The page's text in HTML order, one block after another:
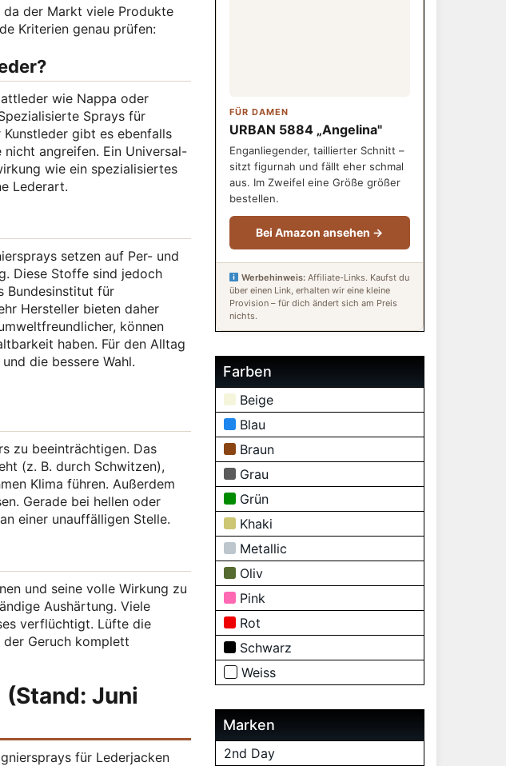
da der Markt viele Produkte
Kriterien genau prüfen:
wie Nappa oder
Sprays für
gibt es ebenfalls
angreifen. Ein Universal-
wie ein spezialisiertes
Lederart.
setzen auf Per- und
Diese Stoffe sind jedoch
Bundesinstitut für
Hersteller bieten daher
können
haben. Für den Alltag
die bessere Wahl.
zu beeinträchtigen. Das
(z. B. durch Schwitzen),
Klima führen. Außerdem
Gerade bei hellen oder
einer unauffälligen Stelle.
und seine volle Wirkung zu
Aushärtung. Viele
verflüchtigt. Lüfte die
Geruch komplett
Juni
für Lederjacken
FÜR DAMEN
URBAN 5884 „Angelina"
Enganliegender, taillierter Schnitt –
sitzt figurnah und fällt eher schmal
aus. Im Zweifel eine Größe größer
bestellen.
Bei Amazon ansehen →
Werbehinweis: Affiliate-Links. Kaufst du
über einen Link, erhalten wir eine kleine
Provision – für dich ändert sich am Preis
nichts.
Farben
Beige
Blau
Braun
Grau
Grün
Khaki
Metallic
Oliv
Pink
Rot
Schwarz
Weiss
Marken
2nd Day